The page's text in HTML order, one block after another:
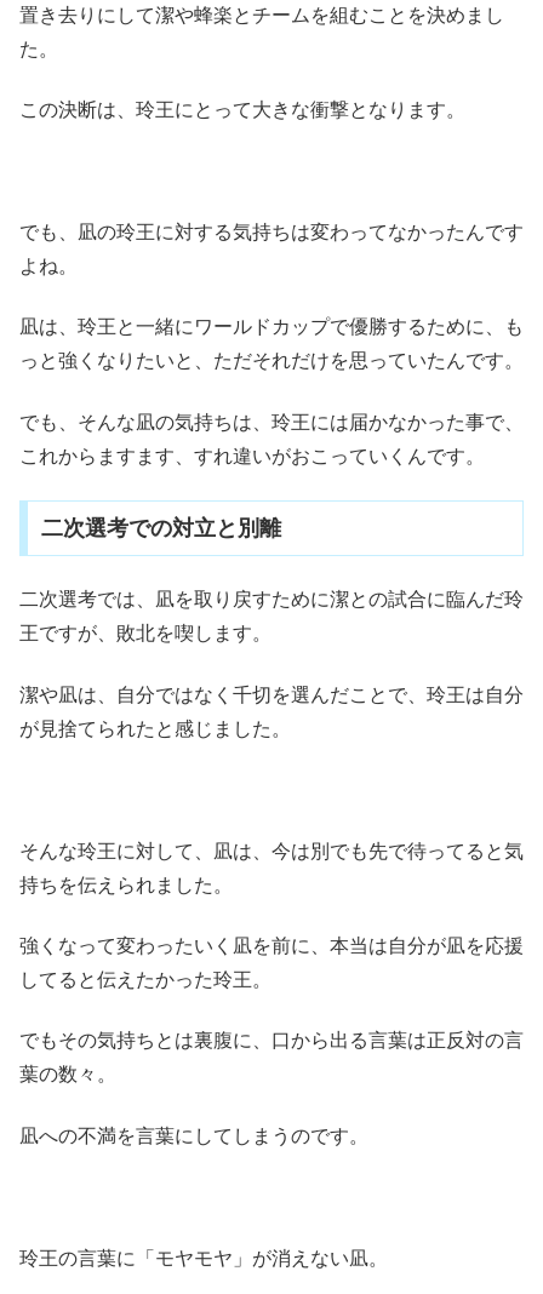
置き去りにして潔や蜂楽とチームを組むことを決めまし
た。
この決断は、玲王にとって大きな衝撃となります。
でも、凪の玲王に対する気持ちは変わってなかったんです
よね。
凪は、玲王と一緒にワールドカップで優勝するために、も
っと強くなりたいと、ただそれだけを思っていたんです。
でも、そんな凪の気持ちは、玲王には届かなかった事で、
これからますます、すれ違いがおこっていくんです。
二次選考での対立と別離
二次選考では、凪を取り戻すために潔との試合に臨んだ玲
王ですが、敗北を喫します。
潔や凪は、自分ではなく千切を選んだことで、玲王は自分
が見捨てられたと感じました。
そんな玲王に対して、凪は、今は別でも先で待ってると気
持ちを伝えられました。
強くなって変わったいく凪を前に、本当は自分が凪を応援
してると伝えたかった玲王。
でもその気持ちとは裏腹に、口から出る言葉は正反対の言
葉の数々。
凪への不満を言葉にしてしまうのです。
玲王の言葉に「モヤモヤ」が消えない凪。